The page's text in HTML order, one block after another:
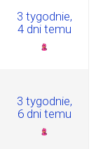
3 tygodnie,
4 dni temu
3 tygodnie,
6 dni temu